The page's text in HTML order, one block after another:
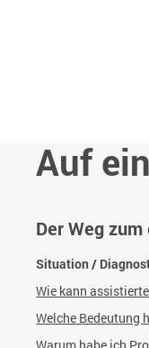
Auf
Der Weg
Situation /
Wie kann
Welche Bedeutung